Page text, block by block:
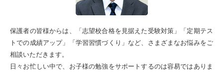
保護者の皆様からは、「志望校合格を見据えた受験対策」「定期テス
トでの成績アップ」「学習習慣づくり」など、さまざまなお悩みをご
相談いただきます。
日々お忙しい中で、お子様の勉強をサポートするのは容易ではありま